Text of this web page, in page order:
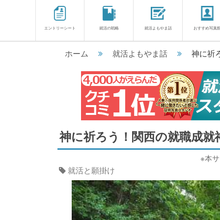
エントリーシート 就活の戦略 就活よもやま話 おすすめ写真
ホーム 就活よもやま話 神に祈
神に祈ろう！関西の就職成
※本
就活と願掛け